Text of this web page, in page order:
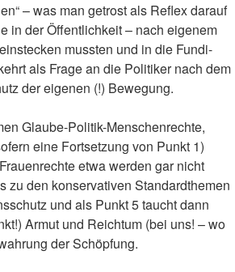
– was man getrost als Reflex darauf
in der Öffentlichkeit – nach eigenem
mussten und in die Fundi-
als Frage an die Politiker nach dem
der eigenen (!) Bewegung.
Glaube-Politik-Menschenrechte,
eine Fortsetzung von Punkt 1)
etwa werden gar nicht
zu den konservativen Standardthemen
und als Punkt 5 taucht dann
Armut und Reichtum (bei uns! – wo
der Schöpfung.